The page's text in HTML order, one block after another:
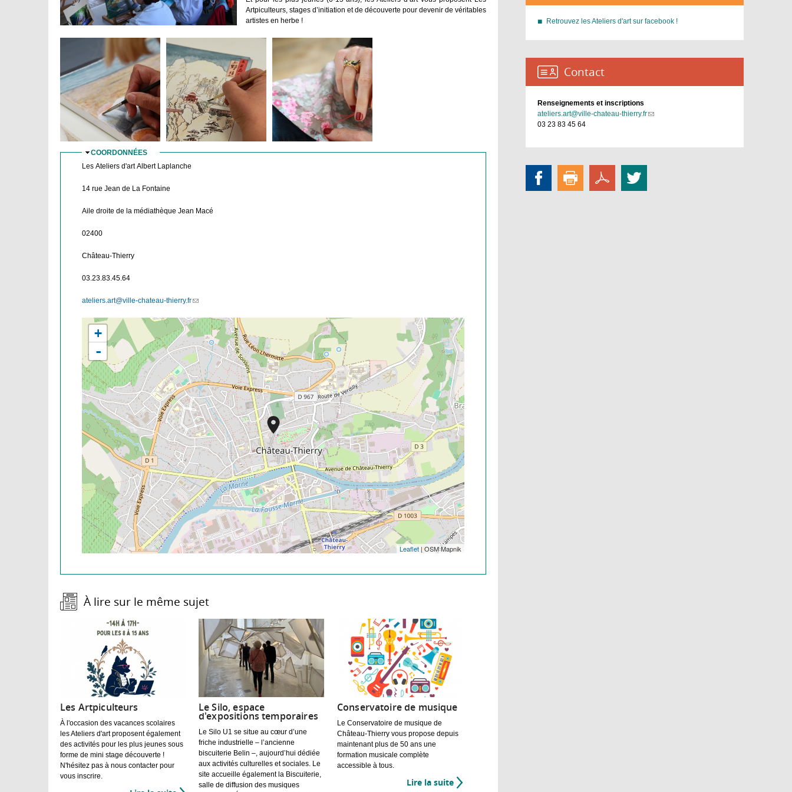
Artpiculteurs, stages d’initiation et de découverte pour devenir de véritables
artistes en herbe !
MASQUER
COORDONNÉES
Les Ateliers d'art Albert Laplanche
14 rue Jean de La Fontaine
Aile droite de la médiathèque Jean Macé
02400
Château-Thierry
03.23.83.45.64
ateliers.art@ville-chateau-thierry.fr(link
e-
mail)
+
-
Leaflet| OSM Mapnik
À lire sur le même sujet :
Les Artpiculteurs
À l'occasion des vacances scolaires
les Ateliers d'art proposent également
des activités pour les plus jeunes sous
forme de mini stage découverte !
N'hésitez pas à nous contacter pour
vous inscrire.
Le Silo, espace
d'expositions temporaires
Le Silo U1 se situe au cœur d’une
friche industrielle – l’ancienne
biscuiterie Belin –, aujourd’hui dédiée
aux activités culturelles et sociales. Le
site accueille également la Biscuiterie,
salle de diffusion des musiques
Conservatoire de musique
Le Conservatoire de musique de
Château-Thierry vous propose depuis
maintenant plus de 50 ans une
formation musicale complète
accessible à tous.
Lire la suite de
Retrouvez les Ateliers d'art sur facebook !
Contact :
Renseignements et inscriptions
ateliers.art@ville-chateau-thierry.fr(link
03 23 83 45 64